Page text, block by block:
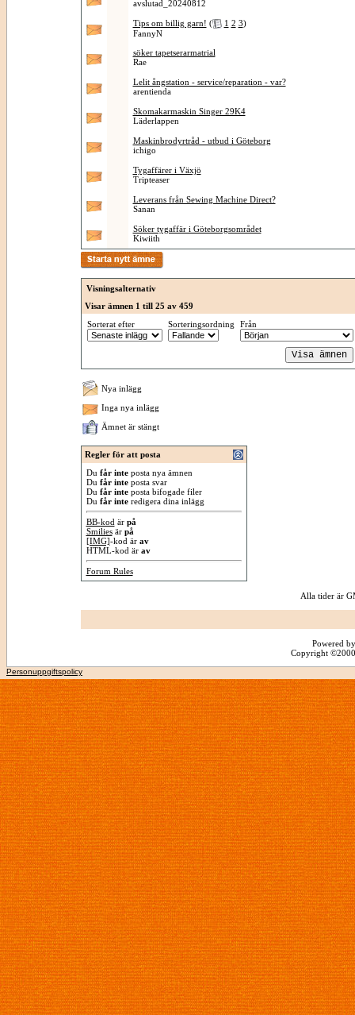
avslutad_20240812
Tips om billig garn! ( 1 2 3)
FannyN
söker tapetserarmatrial
Rae
Lelit ångstation - service/reparation - var?
arentienda
Skomakarmaskin Singer 29K4
Läderlappen
Maskinbrodyrtråd - utbud i Göteborg
ichigo
Tygaffärer i Växjö
Tripteaser
Leverans från Sewing Machine Direct?
Sanan
Söker tygaffär i Göteborgsområdet
Kiwiith
Visningsalternativ
Visar ämnen 1 till 25 av 459
Sorterat efter
Sorteringsordning Från
Nya inlägg
Inga nya inlägg
Ämnet är stängt
Regler för att posta
Du får inteposta nya ämnen
Du får inteposta svar
Du får inteposta bifogade filer
Du får interedigera dina inlägg
BB-kod är på
Smiliesär på
[IMG]-kod är av
HTML-kod är av
Forum Rules
Alla tider är
Powered
Copyright
Personuppgiftspolicy